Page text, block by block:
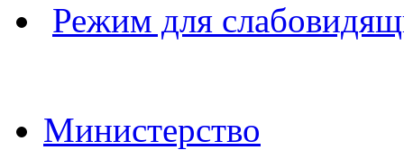
Режим для
Министерство